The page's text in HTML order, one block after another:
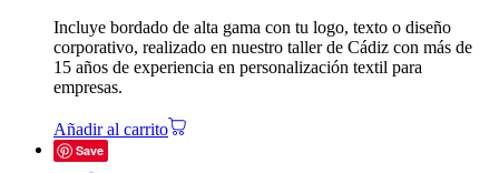
Incluye bordado de alta gama con tu logo, texto o diseño
corporativo, realizado en nuestro taller de Cádiz con más de
15 años de experiencia en personalización textil para
empresas.
Añadir al carrito
Save